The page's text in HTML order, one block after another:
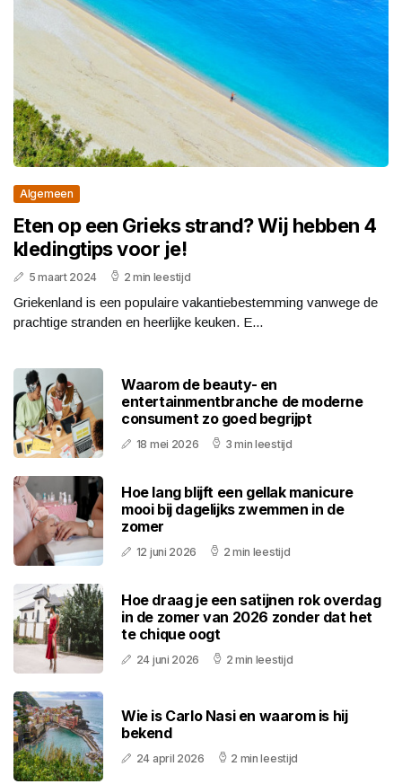
Algemeen
Eten op een Grieks strand? Wij hebben 4
kledingtips voor je!
5 maart 2024 2 min leestijd
Griekenland is een populaire vakantiebestemming vanwege de
prachtige stranden en heerlijke keuken. E...
Waarom de beauty- en
entertainmentbranche de moderne
consument zo goed begrijpt
18 mei 2026 3 min leestijd
Hoe lang blijft een gellak manicure
mooi bij dagelijks zwemmen in de
zomer
12 juni 2026 2 min leestijd
Hoe draag je een satijnen rok overdag
in de zomer van 2026 zonder dat het
te chique oogt
24 juni 2026 2 min leestijd
Wie is Carlo Nasi en waarom is hij
bekend
24 april 2026 2 min leestijd